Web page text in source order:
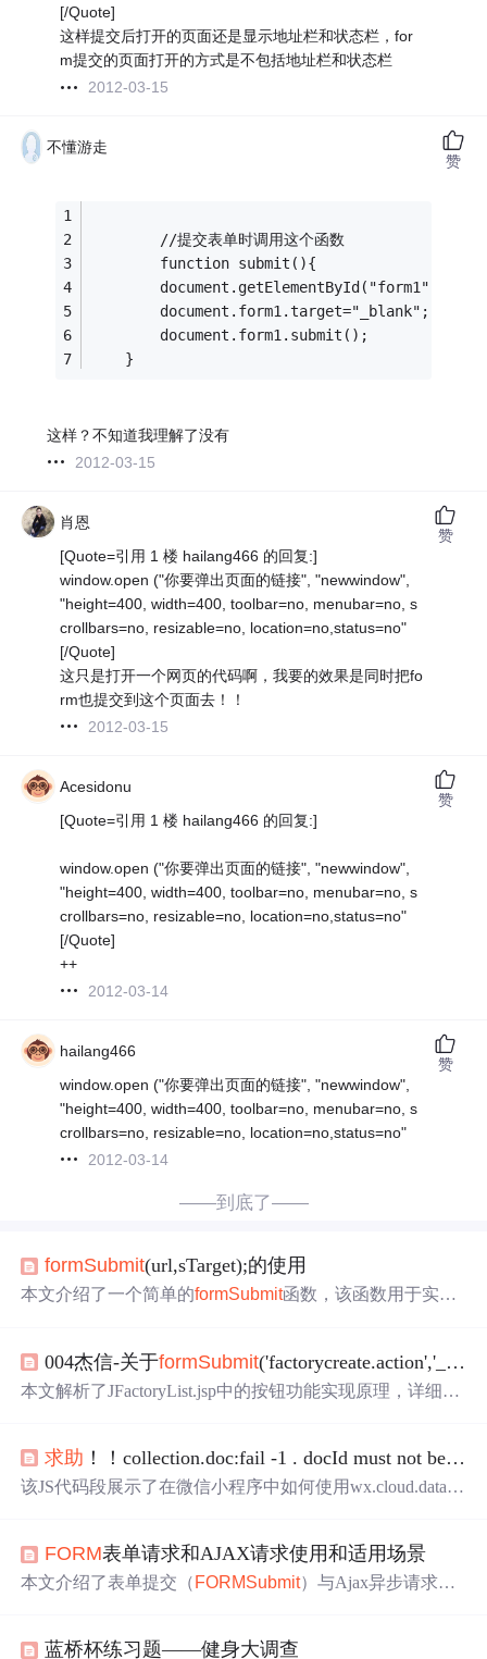
[/Quote]
这样提交后打开的页面还是显示地址栏和状态栏，for
m提交的页面打开的方式是不包括地址栏和状态栏
2012-03-15
不懂游走
        //提交表单时调用这个函数
        function submit(){
		document.form1.target="_blank";
		document.form1.submit();
	}
这样？不知道我理解了没有
2012-03-15
赞
肖恩
[Quote=引用 1 楼 hailang466 的回复:]
window.open ("你要弹出页面的链接", "newwindow",
"height=400, width=400, toolbar=no, menubar=no, s
crollbars=no, resizable=no, location=no,status=no"
[/Quote]
这只是打开一个网页的代码啊，我要的效果是同时把fo
rm也提交到这个页面去！！
2012-03-15
赞
Acesidonu
[Quote=引用 1 楼 hailang466 的回复:]
window.open ("你要弹出页面的链接", "newwindow",
"height=400, width=400, toolbar=no, menubar=no, s
crollbars=no, resizable=no, location=no,status=no"
[/Quote]
++
2012-03-14
赞
hailang466
window.open ("你要弹出页面的链接", "newwindow",
"height=400, width=400, toolbar=no, menubar=no, s
crollbars=no, resizable=no, location=no,status=no"
2012-03-14
赞
——到底了——
formSubmit(url,sTarget);的使用
本文介绍了一个简单的formSubmit函数，该函数用于实现
面中使用form标签对请求方式的影响。
004杰信-关于formSubmit('factorycreate.action','_self')路径的疑惑
本文解析了JFactoryList.jsp中的按钮功能实现原理，详细分
求助 ！！collection.doc:fail -1 . docId must not be empty
该JS代码段展示了在微信小程序中如何使用wx.cloud.databa
户信息，成功则更新页面数据，失败则显示提示。form
bmit函数处理表单提交，检查用户输入并根据已有信息决
FORM表单请求和AJAX请求使用和适用场景
本文介绍了表单提交（ FORMSubmit）与Ajax异步请求两
与适用情况。
蓝桥杯练习题——健身大调查